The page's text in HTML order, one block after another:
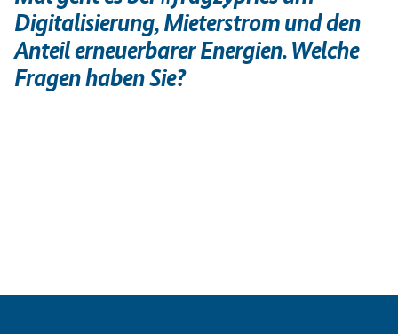
Digitalisierung, Mieterstrom und den
Anteil erneuerbarer Energien. Welche
Fragen haben Sie?